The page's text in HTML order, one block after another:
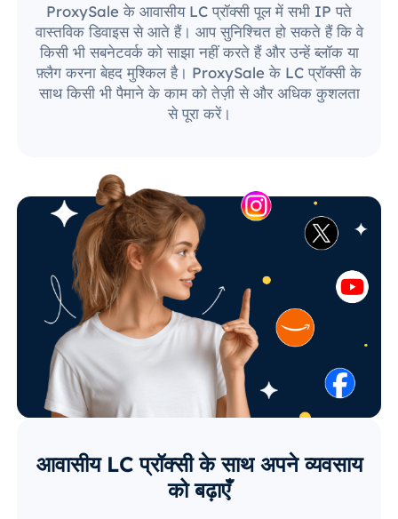
ProxySale के आवासीय LC प्रॉक्सी पूल में सभी IP पते
वास्तविक डिवाइस से आते हैं। आप सुनिश्चित हो सकते हैं कि वे
किसी भी सबनेटवर्क को साझा नहीं करते हैं और उन्हें ब्लॉक या
फ़्लैग करना बेहद मुश्किल है। ProxySale के LC प्रॉक्सी के
साथ किसी भी पैमाने के काम को तेज़ी से और अधिक कुशलता
से पूरा करें।
आवासीय LC प्रॉक्सी के साथ अपने व्यवसाय
को बढ़ाएँ